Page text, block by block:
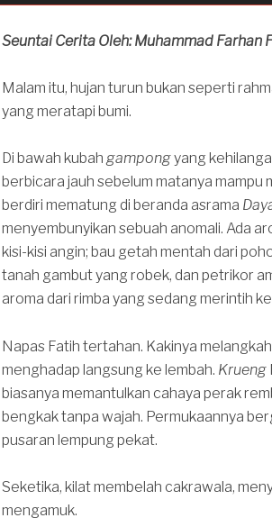
Seuntai Cerita Oleh: Muhammad Farhan
Malam itu, hujan turun bukan seperti
yang meratapi bumi.
Di bawah kubah gampongyang
berbicara jauh sebelum matanya mampu
berdiri mematung di beranda asrama
menyembunyikan sebuah anomali. Ada
kisi-kisi angin; bau getah mentah dari
tanah gambut yang robek, dan petrikor
aroma dari rimba yang sedang merintih
Napas Fatih tertahan. Kakinya
menghadap langsung ke lembah. Krueng
biasanya memantulkan cahaya perak
bengkak tanpa wajah. Permukaannya
pusaran lempung pekat.
Seketika, kilat membelah cakrawala,
mengamuk.